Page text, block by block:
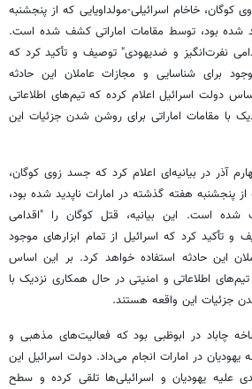
کوگان، خاخام اسرائیلی-مولداویایی که از پنجشنبه
شده بود، توسط مقامات اماراتی کشف شده است.
نفرت‌انگیز و ضدیهودی" توصیف و تأکید کرد که
برای شناسایی و مجازات عاملان این حادثه
دولت اسرائیل اعلام کرده که تیم‌های اطلاعاتی
با مقامات اماراتی برای روشن شدن جزئیات این
آذر در بیانیه‌ای اعلام کرد که جسد زوی کوگان،
از پنجشنبه هفته گذشته در امارات ناپدید شده بود،
شده است. این بیانیه، قتل کوگان را "اقدامی
و تأکید کرد که اسرائیل از تمام ابزارهای موجود
این حادثه استفاده خواهد کرد. بر این اساس
اطلاعاتی و امنیتی در حال همکاری نزدیک با
جزئیات این واقعه هستند.
چاباد در ابوظبی بود که فعالیت‌های مذهبی و
یهودیان در امارات انجام می‌داد. دولت اسرائیل این
علیه یهودیان و اسرائیلی‌ها تلقی کرده و سطح